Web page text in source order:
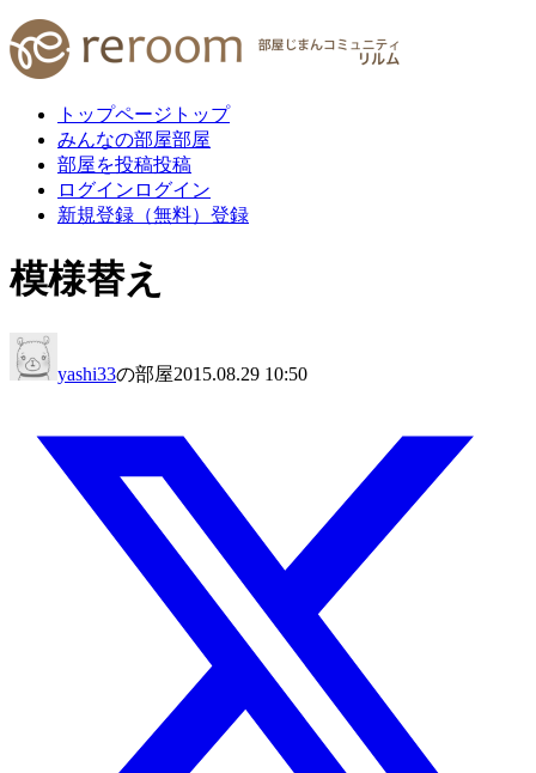
トップページ トップ
みんなの部屋部屋
部屋を投稿投稿
ログイン ログイン
新規登録（無料） 登録
模様替え
yashi33の部屋2015.08.29 10:50